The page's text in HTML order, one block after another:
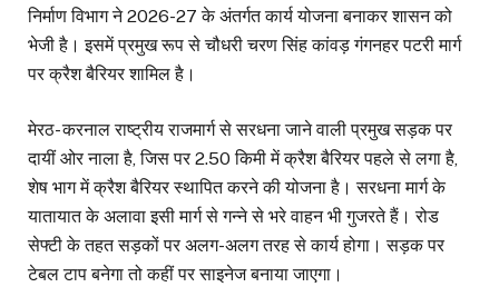
निर्माण विभाग ने 2026-27 के अंतर्गत कार्य योजना बनाकर शासन को
भेजी है। इसमें प्रमुख रूप से चौधरी चरण सिंह कांवड़ गंगनहर पटरी मार्ग
पर क्रैश बैरियर शामिल है।
मेरठ- करनाल राष्ट्रीय राजमार्ग से सरधना जाने वाली प्रमुख सड़क पर
दायीं ओर नाला है, जिस पर 2.50 किमी में क्रैश बैरियर पहले से लगा है,
शेष भाग में क्रैश बैरियर स्थापित करने की योजना है। सरधना मार्ग के
यातायात के अलावा इसी मार्ग से गन्ने से भरे वाहन भी गुजरते हैं। रोड
सेफ्टी के तहत सड़कों पर अलग-अलग तरह से कार्य होगा। सड़क पर
टेबल टाप बनेगा तो कहीं पर साइनेज बनाया जाएगा।